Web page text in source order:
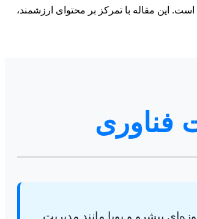
این مقاله با تمرکز بر محتوای ارزشمند،
فناوری